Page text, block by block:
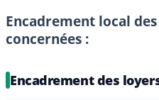
Encadrement local
concernées :
Encadrement des